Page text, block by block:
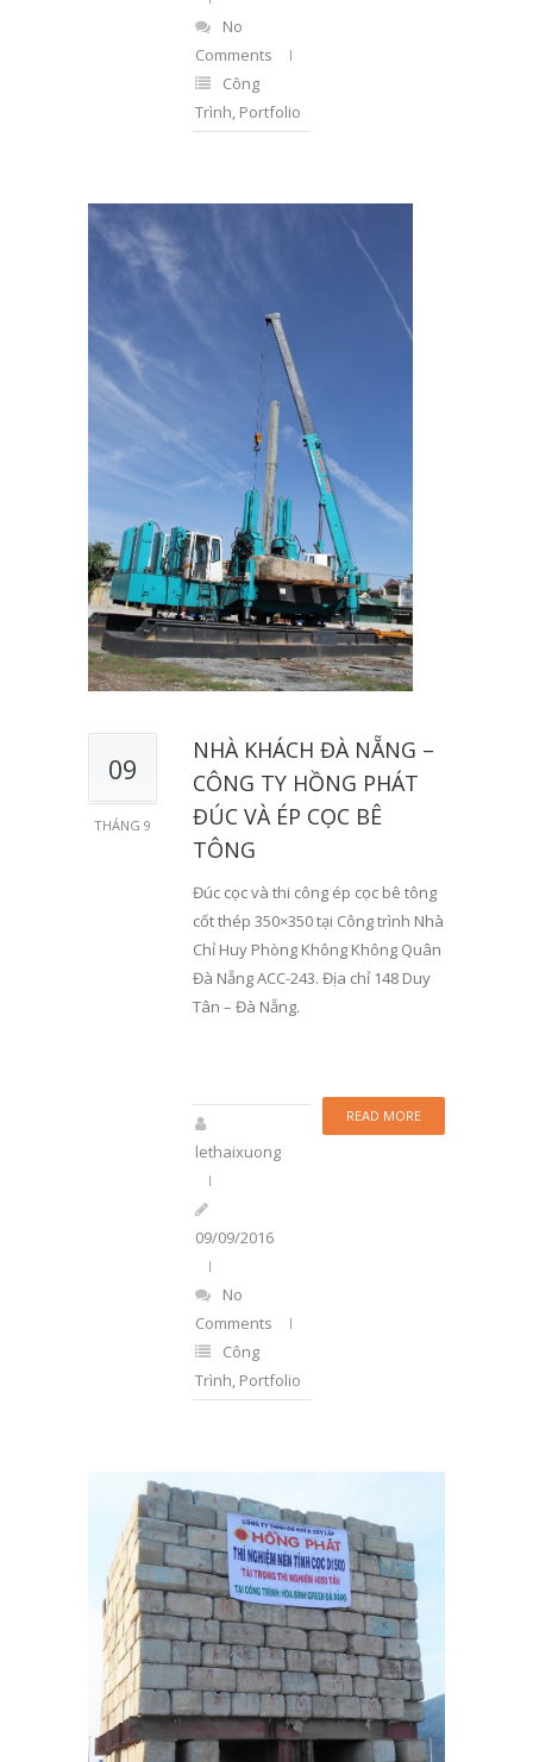
No
Comments
Công
Trình, Portfolio
09
THÁNG 9
NHÀ KHÁCH ĐÀ NẴNG –
CÔNG TY HỒNG PHÁT
ĐÚC VÀ ÉP CỌC BÊ
TÔNG
Đúc cọc và thi công ép cọc bê tông
cốt thép 350×350 tại Công trình Nhà
Chỉ Huy Phòng Không Không Quân
Đà Nẵng ACC-243. Địa chỉ 148 Duy
Tân – Đà Nẵng.
READ MORE
lethaixuong
09/09/2016
No
Comments
Công
Trình, Portfolio